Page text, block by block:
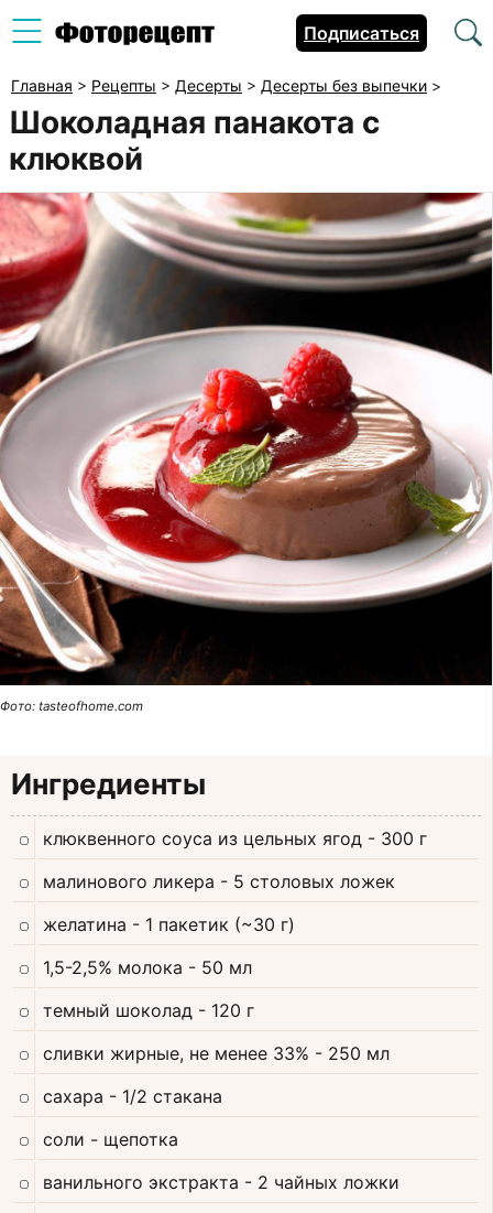
Подписаться
Главная > Рецепты > Десерты > Десерты без выпечки >
Шоколадная панакота с
клюквой
Фото: tasteofhome.com
Ингредиенты
клюквенного соуса из цельных ягод - 300 г
малинового ликера - 5 столовых ложек
желатина - 1 пакетик (~30 г)
1,5-2,5% молока - 50 мл
темный шоколад - 120 г
сливки жирные, не менее 33% - 250 мл
сахара - 1/2 стакана
соли - щепотка
ванильного экстракта - 2 чайных ложки